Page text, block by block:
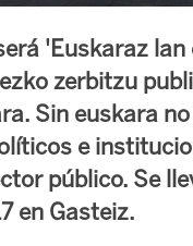
'Euskaraz
zerbitzu
Sin euskara
e
público. Se
en Gasteiz.